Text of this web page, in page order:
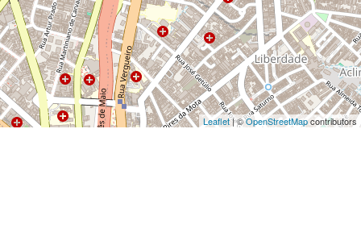
Leaflet| ©OpenStreetMapcontributors